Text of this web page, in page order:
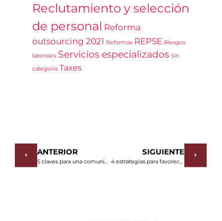
Reclutamiento y selección
de personal Reforma
outsourcing 2021 Reformas REPSE Riesgos
laborales Servicios especializados Sin
categoría Taxes
ANTERIOR
5 claves para una comunicación empresarial efectiva
SIGUIENTE
4 estrategias para favorecer la estabilidad laboral dentro de tu empresa